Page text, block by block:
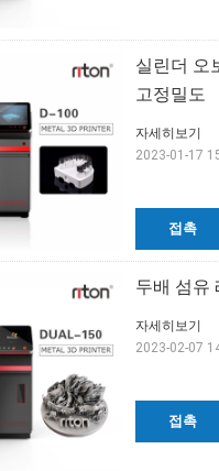
실린더 오
고정밀도
접촉
자세히보기
2023-01-17
두배 섬유
접촉
자세히보기
2023-02-07